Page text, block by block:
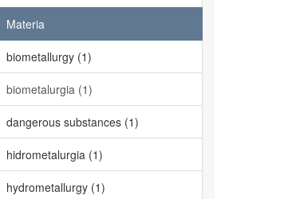
Materia
biometallurgy (1)
biometalurgia (1)
dangerous substances (1)
hidrometalurgia (1)
hydrometallurgy (1)